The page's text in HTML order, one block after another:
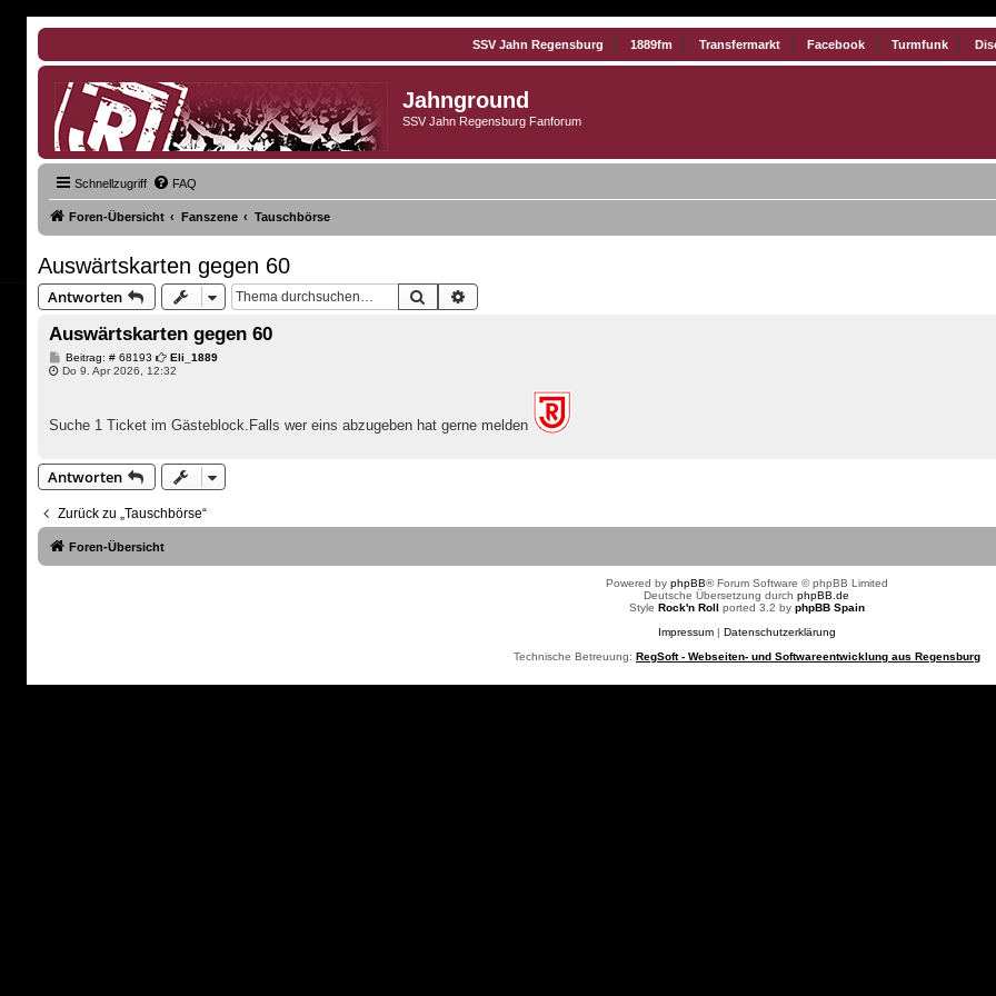
SSV Jahn Regensburg 1889fm Transfermarkt Facebook Turmfunk
Jahnground
SSV Jahn Regensburg Fanforum
Schnellzugriff FAQ
Foren-Übersicht Fanszene Tauschbörse
Auswärtskarten gegen 60
Antworten Suche
Auswärtskarten gegen 60
Beitrag: # 68193 B
e
a
Eli_1889
Do 9. Apr 2026, 12:32
Suche 1 Ticket im Gästeblock.Falls wer eins abzugeben hat gerne melden
Antworten
Zurück zu „Tauschbörse“
Foren-Übersicht
Powered by phpBB® Forum Software © phpBB Limited
Deutsche Übersetzung durchphpBB.de
Style Rock'n Roll ported 3.2 by phpBB Spain
Impressum| Datenschutzerklärung
Technische Betreuung: RegSoft - Webseiten- und Softwareentwicklung aus Regensburg